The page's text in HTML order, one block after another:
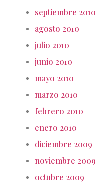
septiembre 2010
agosto 2010
julio 2010
junio 2010
mayo 2010
marzo 2010
febrero 2010
enero 2010
diciembre 2009
noviembre 2009
octubre 2009